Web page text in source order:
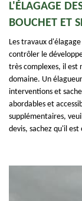
L'ÉLAGAGE
BOUCHET ET
Les travaux
contrôler le
très complexes, il est
domaine. Un
interventions et
abordables et
supplémentaires,
devis, sachez qu'il